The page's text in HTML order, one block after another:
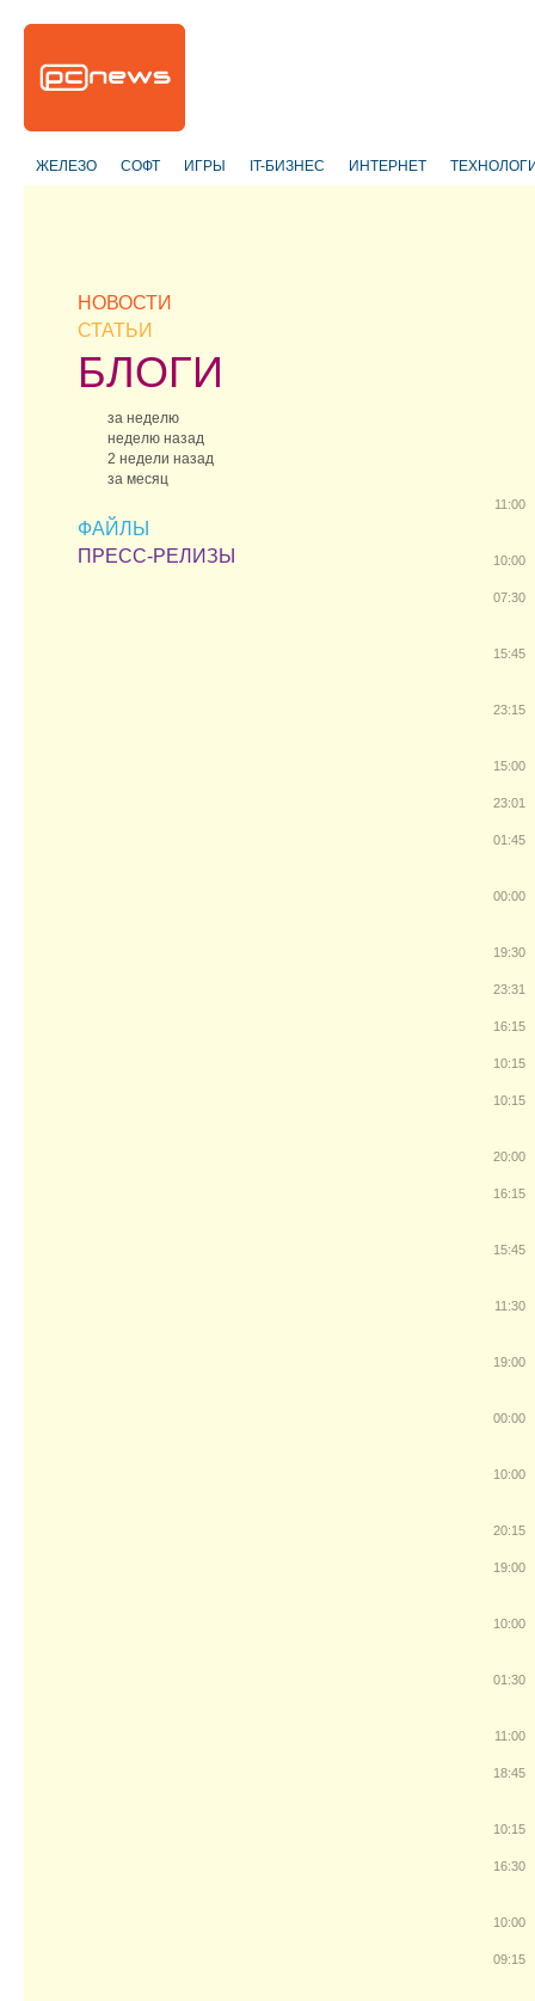
ЖЕЛЕЗО СОФТ ИГРЫ IT-БИЗНЕС ИНТЕРНЕТ
НОВОСТИ
СТАТЬИ
БЛОГИ
за неделю
неделю назад
2 недели назад
за месяц
ФАЙЛЫ
ПРЕСС-РЕЛИЗЫ
11:00
10:00
07:30
15:45
23:15
15:00
23:01
01:45
00:00
19:30
23:31
16:15
10:15
10:15
20:00
16:15
15:45
11:30
19:00
00:00
10:00
20:15
19:00
10:00
01:30
11:00
18:45
10:15
16:30
10:00
09:15